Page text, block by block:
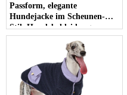
Passform, elegante
Hundejacke im Scheunen-
Stil, Hundebekleidung,
Hundejacken, Winter-
Haustierkleidung für den
täglichen Gebrauch